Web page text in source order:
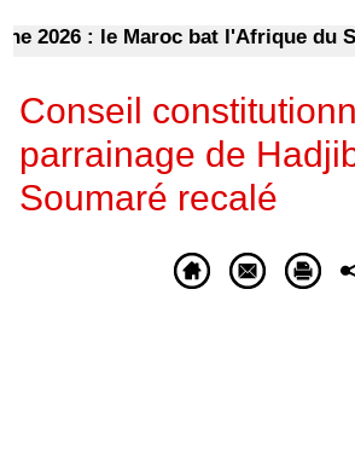
: le Maroc bat l'Afrique du
Conseil
parrainage de
Soumaré recalé